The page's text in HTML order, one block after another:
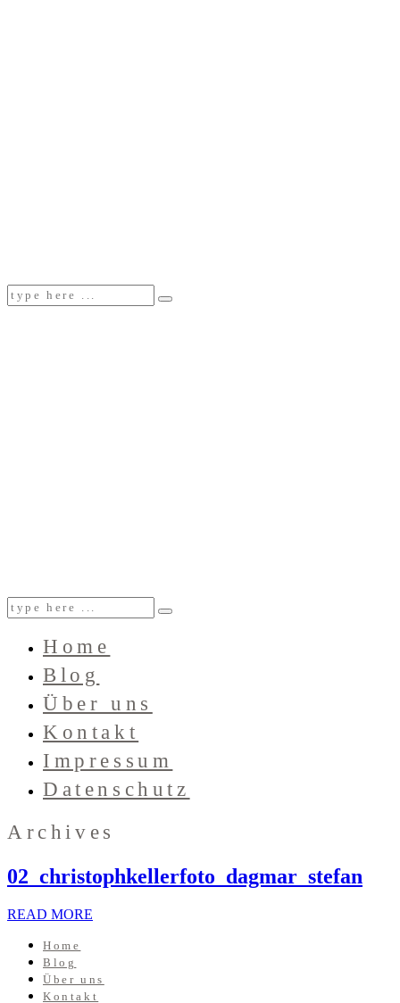
Home
Blog
Über uns
Kontakt
Impressum
Datenschutz
Archives
02_christophkellerfoto_dagmar_stefan
READ MORE
Home
Blog
Über uns
Kontakt